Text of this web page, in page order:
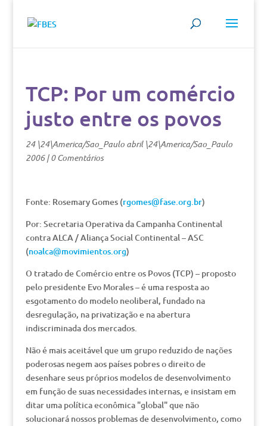
TCP: Por um comércio
justo entre os povos
24 \24\America/Sao_Paulo abril \24\America/Sao_Paulo
2006|0 Comentários
Fonte: Rosemary Gomes (rgomes@fase.org.br)
Por: Secretaria Operativa da Campanha Continental
contra ALCA / Aliança Social Continental – ASC
(noalca@movimientos.org)
O tratado de Comércio entre os Povos (TCP) – proposto
pelo presidente Evo Morales – é uma resposta ao
esgotamento do modelo neoliberal, fundado na
desregulação, na privatização e na abertura
indiscriminada dos mercados.
Não é mais aceitável que um grupo reduzido de nações
poderosas negem aos países pobres o direito de
desenhare seus próprios modelos de desenvolvimento
em função de suas necessidades internas, e insistam em
ditar uma política econômica "global" que não
solucionará nossos problemas de desenvolvimento, como